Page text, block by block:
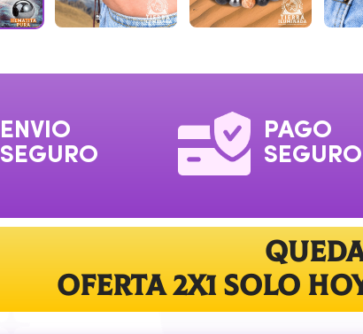
ENVIO
SEGURO
PAGO
SEGURO
OFERTA 2X1 SOLO